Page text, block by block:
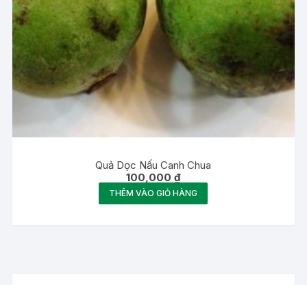
Quả Dọc Nấu Canh Chua
100,000₫
THÊM VÀO GIỎ HÀNG